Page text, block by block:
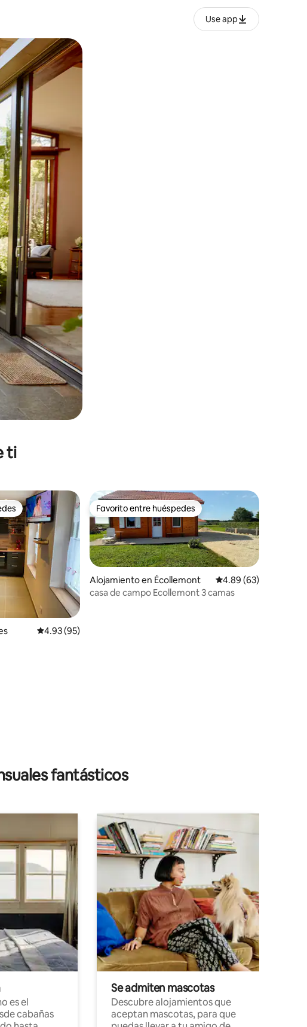
Use app
el tacto o desliza el dedo.
ti
Calificación promedio: 4.93 de 5, 95 reseñas
4.93 (95)
Favorito entre huéspedes
Favorito entre huéspedes
Alojamiento en Écollemont Calificación
4.89 (63)
casa de campo Ecollemont 3 camas
fantásticos
es el
cabañas
Se admiten mascotas
Descubre alojamientos que
aceptan mascotas, para que